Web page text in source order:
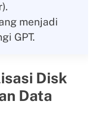
menjadi
GPT.
Disk
Data